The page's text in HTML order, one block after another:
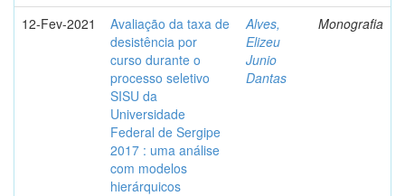
12-Fev-2021
Avaliação da taxa de
desistência por
curso durante o
processo seletivo
SISU da
Universidade
Federal de Sergipe
2017 : uma análise
com modelos
hierárquicos
Alves,
Elizeu
Junio
Dantas
Monografia